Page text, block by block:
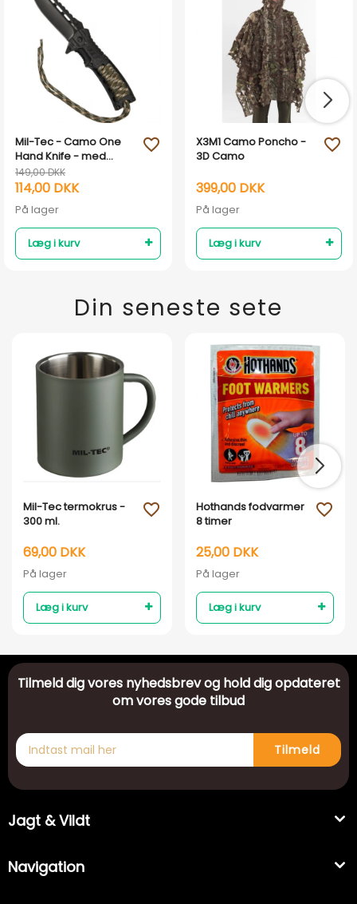
Mil-Tec - Camo One
Hand Knife - med
tændstål
149,00 DKK
114,00 DKK
På lager
Læg i kurv
favorite_outline
X3M1 Camo Poncho -
3D Camo
399,00 DKK
På lager
Læg i kurv
favorite_outline
Din seneste sete
Mil-Tec termokrus -
300 ml.
69,00 DKK
På lager
Læg i kurv
favorite_outline
Hothands fodvarmer
8 timer
25,00 DKK
På lager
Læg i kurv
favorite_outline
Tilmeld dig vores nyhedsbrev og hold dig opdateret
om vores gode tilbud
Tilmeld
Jagt & Vildt
Navigation